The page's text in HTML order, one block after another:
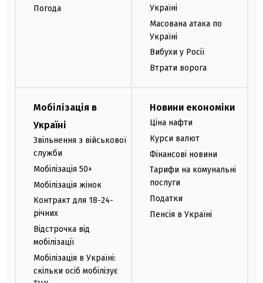
Погода
Україні
Масована атака по
Україні
Вибухи у Росії
Втрати ворога
Мобілізація в
Україні
Звільнення з військової
служби
Мобілізація 50+
Мобілізація жінок
Контракт для 18-24-
річних
Відстрочка від
мобілізації
Мобілізація в Україні:
скільки осіб мобілізує
Новини економіки
Ціна нафти
Курси валют
Фінансові новини
Тарифи на комунальні
послуги
Податки
Пенсія в Україні